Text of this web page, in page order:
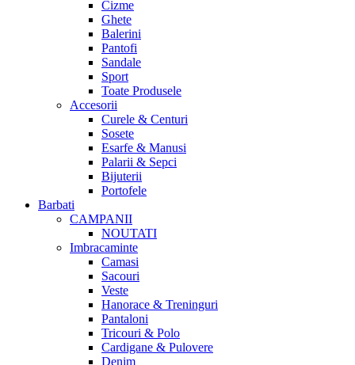
Cizme
Ghete
Balerini
Pantofi
Sandale
Sport
Toate Produsele
Accesorii
Curele & Centuri
Sosete
Esarfe & Manusi
Palarii & Sepci
Bijuterii
Portofele
Barbati
CAMPANII
NOUTATI
Imbracaminte
Camasi
Sacouri
Veste
Hanorace & Treninguri
Pantaloni
Tricouri & Polo
Cardigane & Pulovere
Denim